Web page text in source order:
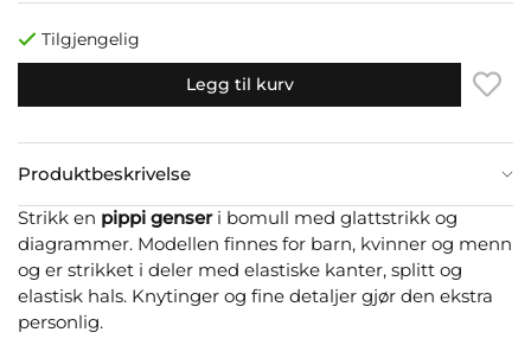
Tilgjengelig
Legg til kurv
Produktbeskrivelse
Strikk en pippi genseri bomull med glattstrikk og
diagrammer. Modellen finnes for barn, kvinner og menn
og er strikket i deler med elastiske kanter, splitt og
elastisk hals. Knytinger og fine detaljer gjør den ekstra
personlig.